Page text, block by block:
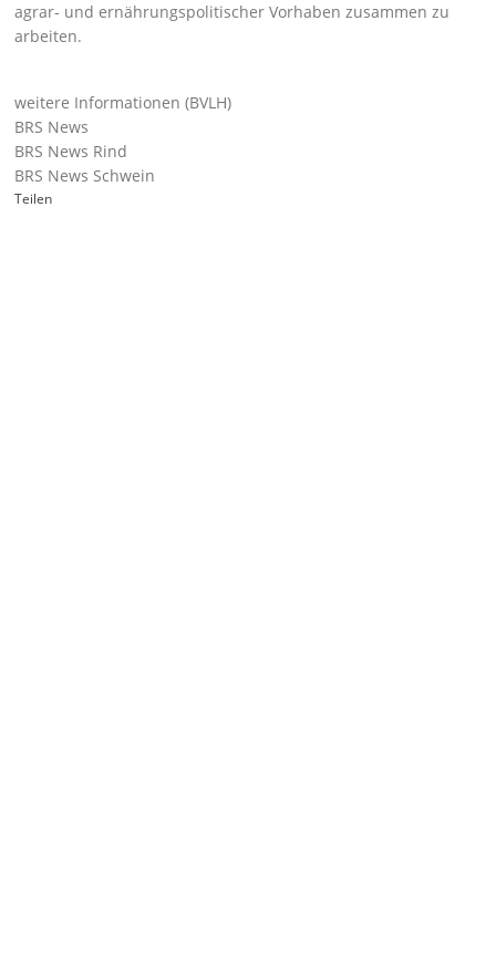
agrar- und ernährungspolitischer Vorhaben zusammen zu
arbeiten.
weitere Informationen (BVLH)
BRS News
BRS News Rind
BRS News Schwein
Teilen